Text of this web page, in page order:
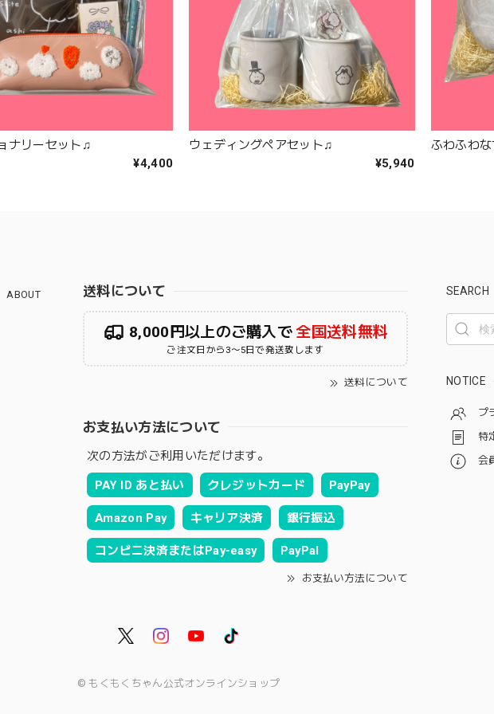
ナリーセット♫
¥4,400
ウェディングペアセット♫
¥5,940
ふわふわ
ABOUT 送料について
8,000円以上のご購入で全国送料無料
ご注文日から3〜5日で発送致します
送料について
お支払い方法について
次の方法がご利用いただけます。
PAY ID あと払い クレジットカード PayPay
Amazon Pay キャリア決済 銀行振込
コンビニ決済またはPay-easy PayPal
お支払い方法について
SEARCH
NOTICE
プ
特
会
© もくもくちゃん公式オンラインショップ